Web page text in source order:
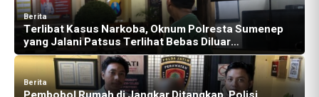
Berita
Pembobol Rumah di Jangkar Ditangkap, Polisi
Ungkap Modus Pelaku
Berita